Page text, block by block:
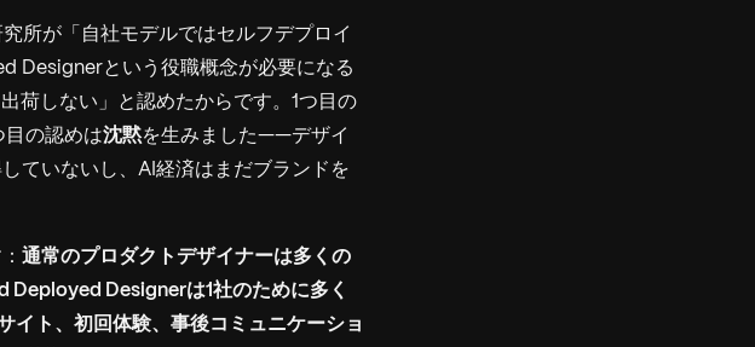
所が「自社モデルではセルフデプロイ
Designerという役職概念が必要になる
荷しない」と認めたからです。1つ目の
目の認めは沈黙を生みました——デザイ
ていないし、AI経済はまだブランドを
通常のプロダクトデザイナーは多くの
Deployed Designerは1社のために多く
ト、初回体験、事後コミュニケーショ